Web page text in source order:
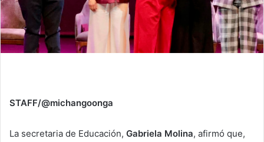
STAFF/@michangoonga
La secretaria de Educación, Gabriela Molina, afirmó que,